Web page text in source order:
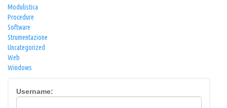
Modulistica
Procedure
Software
Strumentazione
Uncategorized
Web
Windows
Username: